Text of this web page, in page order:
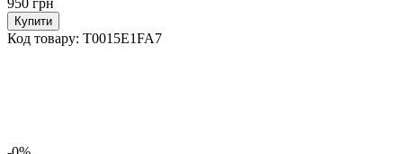
Купити
Код товару: T0015E1FA7